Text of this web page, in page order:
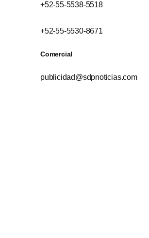
+52-55-5538-5518
+52-55-5530-8671
Comercial
publicidad@sdpnoticias.com